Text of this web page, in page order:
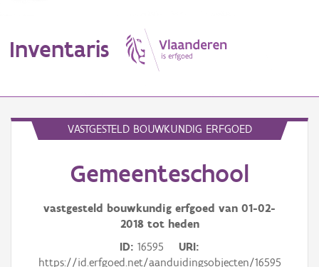
Inventaris
Aanduidingsobject
VASTGESTELD BOUWKUNDIG ERFGOED
Gemeenteschool
vastgesteld bouwkundig erfgoed van 01-02-
2018tot heden
ID 16595
URI
https://id.erfgoed.net/aanduidingsobjecten/16595